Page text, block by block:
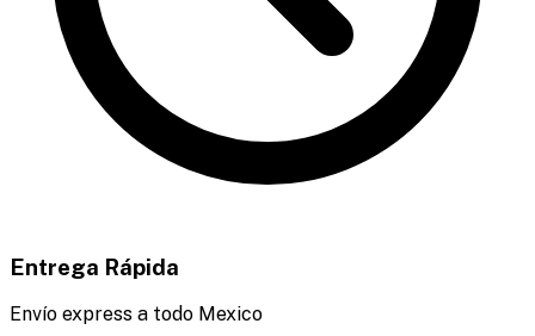
Entrega Rápida
Envío express a todo Mexico